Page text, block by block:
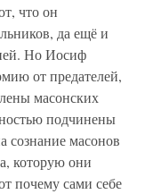
что он
да ещё и
Но Иосиф
от предателей,
масонских
подчинены
сознание масонов
которую они
почему сами себе